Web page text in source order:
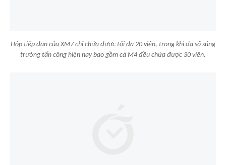
Hộp tiếp đạn của XM7 chỉ chứa được tối đa 20 viên, trong khi đa số súng
trường tấn công hiện nay bao gồm cả M4 đều chứa được 30 viên.